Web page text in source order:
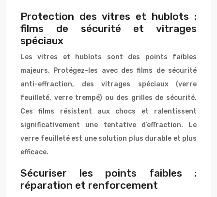
Protection des vitres et hublots :
films de sécurité et vitrages
spéciaux
Les vitres et hublots sont des points faibles
majeurs. Protégez-les avec des films de sécurité
anti-effraction, des vitrages spéciaux (verre
feuilleté, verre trempé) ou des grilles de sécurité.
Ces films résistent aux chocs et ralentissent
significativement une tentative d’effraction. Le
verre feuilleté est une solution plus durable et plus
efficace.
Sécuriser les points faibles :
réparation et renforcement